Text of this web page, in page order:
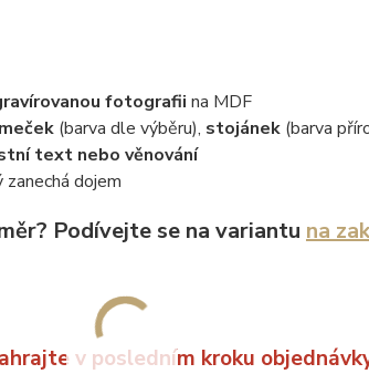
fotografii na MDF
(barva dle výběru), stojánek(barva
text nebo věnování
dojem
Podívejte se na variantu na
v posledním kroku